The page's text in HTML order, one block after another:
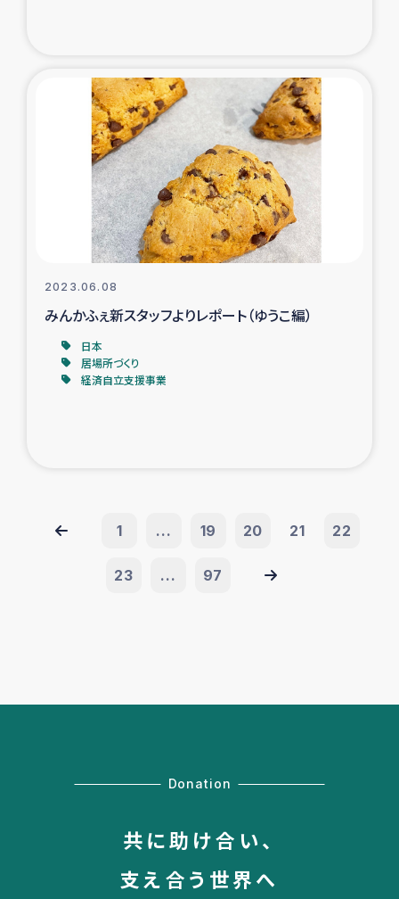
2023.06.08
みんかふぇ新スタッフよりレポート（ゆうこ編）
日本
居場所づくり
経済自立支援事業
1 ... 19 20 21 22
23 ... 97
Donation
共に助け合い、
支え合う世界へ